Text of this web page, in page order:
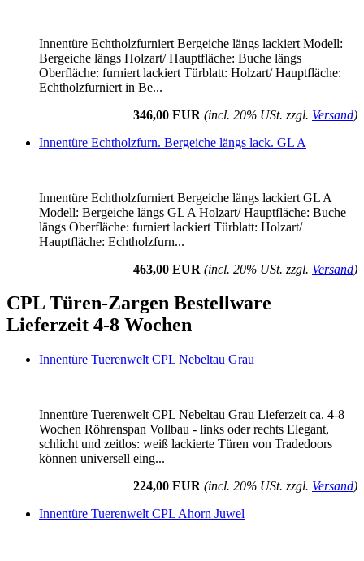
Innentüre Echtholzfurniert Bergeiche längs lackiert Modell:
Bergeiche längs Holzart/ Hauptfläche: Buche längs
Oberfläche: furniert lackiert Türblatt: Holzart/ Hauptfläche:
Echtholzfurniert in Be...
346,00 EUR (incl. 20% USt. zzgl. Versand)
Innentüre Echtholzfurn. Bergeiche längs lack. GL A
Innentüre Echtholzfurniert Bergeiche längs lackiert GL A
Modell: Bergeiche längs GL A Holzart/ Hauptfläche: Buche
längs Oberfläche: furniert lackiert Türblatt: Holzart/
Hauptfläche: Echtholzfurn...
463,00 EUR (incl. 20% USt. zzgl. Versand)
CPL Türen-Zargen Bestellware
Lieferzeit 4-8 Wochen
Innentüre Tuerenwelt CPL Nebeltau Grau
Innentüre Tuerenwelt CPL Nebeltau Grau Lieferzeit ca. 4-8
Wochen Röhrenspan Vollbau - links oder rechts Elegant,
schlicht und zeitlos: weiß lackierte Türen von Tradedoors
können universell eing...
224,00 EUR (incl. 20% USt. zzgl. Versand)
Innentüre Tuerenwelt CPL Ahorn Juwel